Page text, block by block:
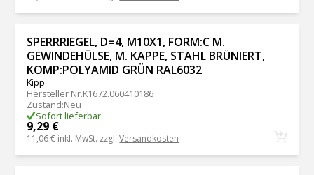
SPERRRIEGEL, D=4, M10X1, FORM:C M.
GEWINDEHÜLSE, M. KAPPE, STAHL BRÜNIERT,
KOMP:POLYAMID GRÜN RAL6032
Kipp
Hersteller Nr.K1672.060410186
Zustand:Neu
Sofort lieferbar
9,29 €
11,06 € inkl. MwSt. zzgl.Versandkosten